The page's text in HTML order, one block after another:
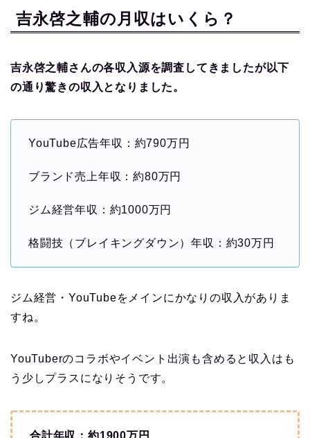
吉永啓之輔の月収はいくら？
吉永啓之輔さんの各収入源を調査してきましたが以下
の通り驚きの収入となりました。
YouTube広告年収：約790万円
ブランド売上年収：約80万円
ジム経営年収：約1000万円
格闘技（ブレイキングダウン）年収：約30万円
ジム経営・YouTubeをメインにかなりの収入がありま
すね。
YouTuberのコラボやイベント出演も含めると収入はも
う少しプラスになりそうです。